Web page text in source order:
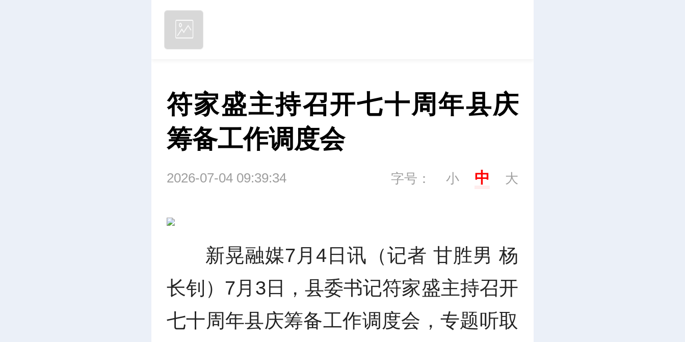
符家盛主持召开七十周年县庆
筹备工作调度会
2026-07-04 09:39:34 字号： 小 中 大
新晃融媒7月4日讯（记者 甘胜男 杨
长钊）7月3日，县委书记符家盛主持召开
七十周年县庆筹备工作调度会，专题听取